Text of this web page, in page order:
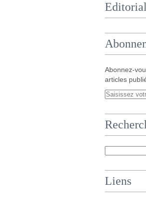
Editorial
Abonnez-
articles
Liens